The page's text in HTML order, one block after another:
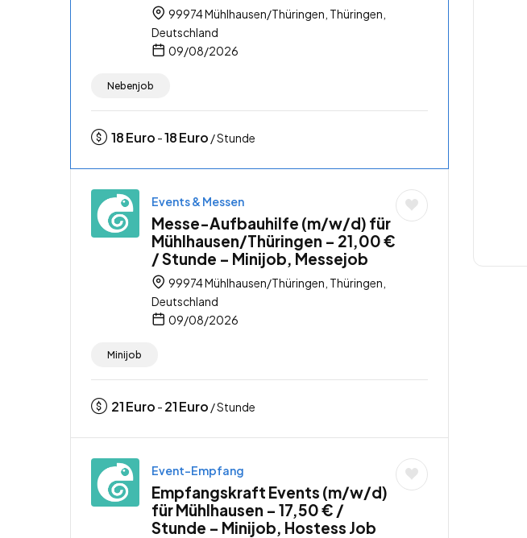
99974 Mühlhausen/Thüringen, Thüringen,
Deutschland
09/08/2026
Nebenjob
18Euro -18Euro / Stunde
Events & Messen
Messe-Aufbauhilfe (m/w/d) für
Mühlhausen/Thüringen – 21,00 €
/ Stunde – Minijob, Messejob
99974 Mühlhausen/Thüringen, Thüringen,
Deutschland
09/08/2026
Minijob
21Euro - 21Euro / Stunde
Event-Empfang
Empfangskraft Events (m/w/d)
für Mühlhausen – 17,50 € /
Stunde – Minijob, Hostess Job